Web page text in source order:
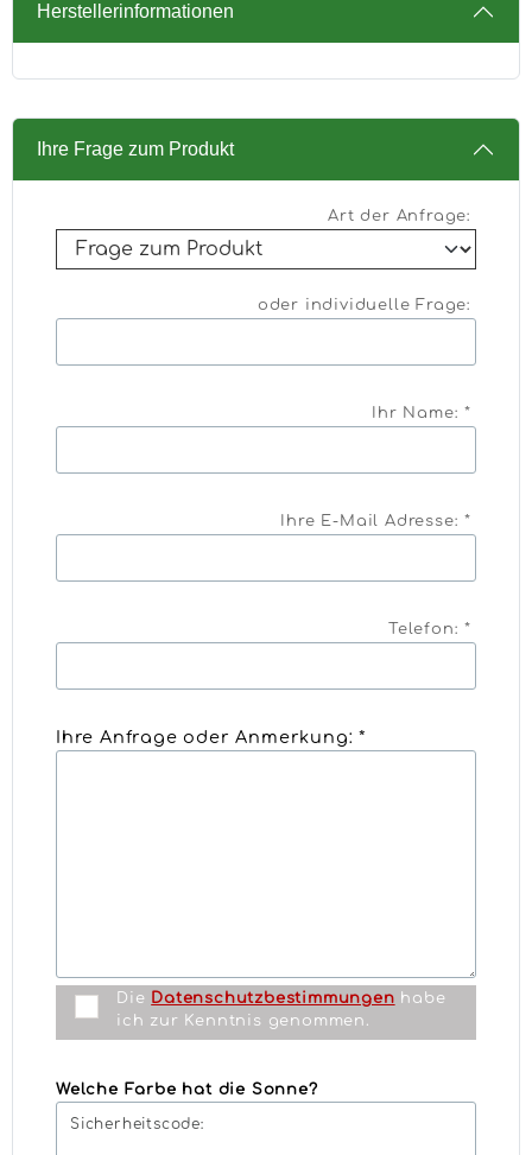
Herstellerinformationen
Ihre Frage zum Produkt
Art der Anfrage:
oder individuelle Frage:
Ihr Name: *
Ihre E-Mail Adresse: *
Telefon: *
Ihre Anfrage oder Anmerkung: *
Die Datenschutzbestimmungen habe
ich zur Kenntnis genommen.
Sicherheitscode:
Welche Farbe hat die Sonne?